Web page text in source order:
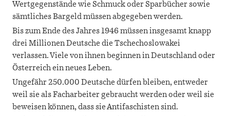
Wertgegenstände wie Schmuck oder Sparbücher sowie
sämtliches Bargeld müssen abgegeben werden.
Bis zum Ende des Jahres 1946 müssen insgesamt knapp
drei Millionen Deutsche die Tschechoslowakei
verlassen. Viele von ihnen beginnen in Deutschland oder
Österreich ein neues Leben.
Ungefähr 250.000 Deutsche dürfen bleiben, entweder
weil sie als Facharbeiter gebraucht werden oder weil sie
beweisen können, dass sie Antifaschisten sind.